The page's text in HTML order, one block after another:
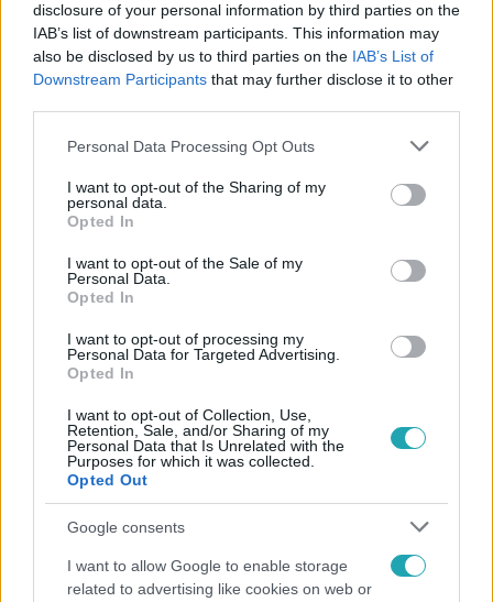
disclosure of your personal information by third parties on the
IAB’s list of downstream participants. This information may
also be disclosed by us to third parties on the IAB’s List of
Downstream Participants that may further disclose it to other
Please note that this website/app uses one or more Google
not limited to your visit or usage behaviour. You may click to
grant or deny consent to Google and its third-party tags to
use your data for below specified purposes in below Google
consent section.
Personal Data Processing Opt Outs
I want to opt-out of the Sharing of my
personal data.
Opted In
I want to opt-out of the Sale of my
Personal Data.
Opted In
I want to opt-out of processing my
Personal Data for Targeted Advertising.
Opted In
I want to opt-out of Collection, Use,
Retention, Sale, and/or Sharing of my
Personal Data that Is Unrelated with the
Purposes for which it was collected.
Opted Out
Google consents
I want to allow Google to enable storage
related to advertising like cookies on web or
#REGGELI #RTL #ADÁSRÉSZLETEK #VIDEÓ
#WEIDE ANCSA #TETOVÁLÁS #TETOVÁLÓMŰVÉSZ
#2000-ES ÉVEK #RENDSZÁM
Népszerű